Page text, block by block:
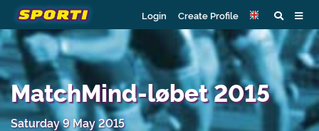
Login Create Profile
MatchMind-løbet 2015
Saturday 9 May 2015